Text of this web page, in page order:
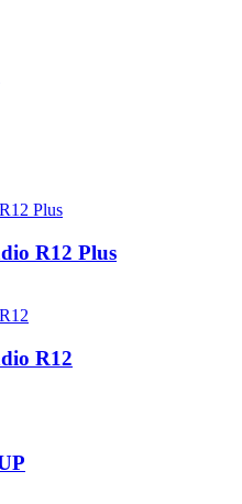
R12 Plus
R12